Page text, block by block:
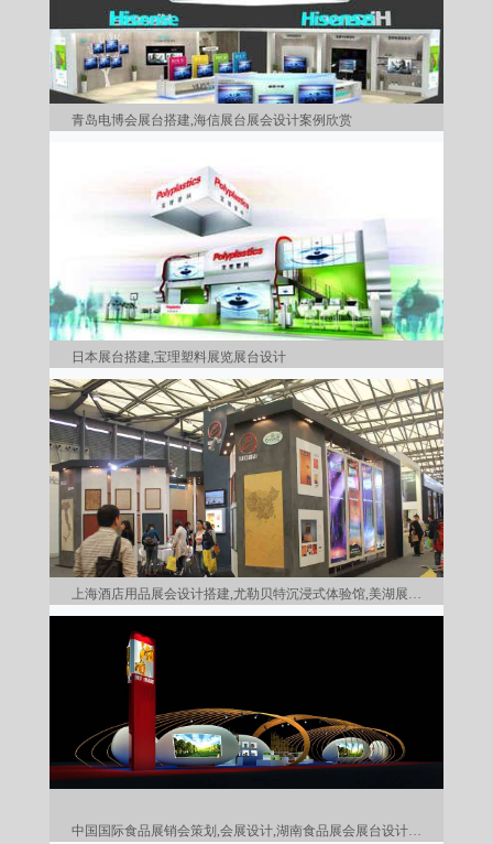
青岛电博会展台搭建,海信展台展会设计案例欣赏
日本展台搭建,宝理塑料展览展台设计
中国国际食品展销会策划,会展设计,湖南食品展会展台设计搭建